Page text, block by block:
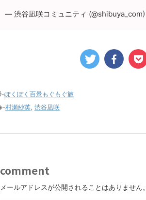
— 渋谷凪咲コミュニティ (@shibuya_com)
-ぽくぽく百景もぐもぐ旅
-村瀬紗英 渋谷凪咲
comment
メールアドレスが公開されることはありません。